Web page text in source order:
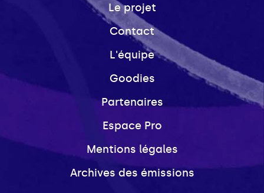
Le projet
Contact
L'équipe
Goodies
Partenaires
Espace Pro
Mentions légales
Archives des émissions